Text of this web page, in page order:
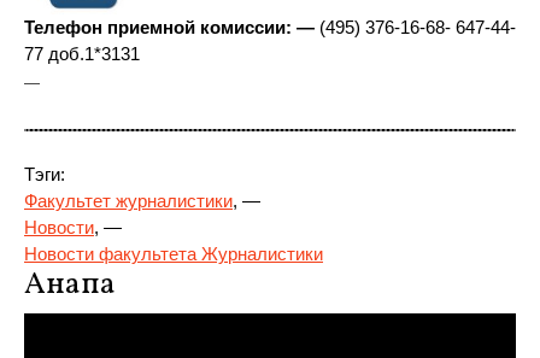
Телефон приемной комиссии: — (495) 376-16-68- 647-44-
77 доб.1*3131
—
Тэги:
Факультет журналистики, —
Новости, —
Новости факультета Журналистики
Анапа